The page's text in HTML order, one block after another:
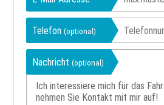
Telefon(optional)
Nachricht(optional)